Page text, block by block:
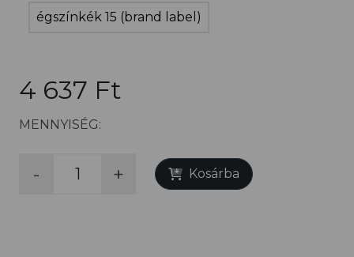
égszínkék 15 (brand label)
4 637 Ft
MENNYISÉG:
- + Kosárba